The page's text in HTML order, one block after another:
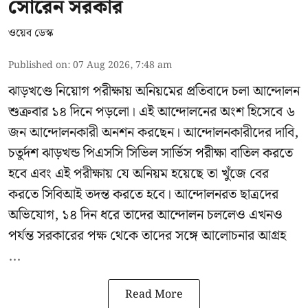
সোরেন সরকার
ওয়েব ডেস্ক
Published on:07 Aug 2026, 7:48 am
ঝাড়খণ্ডে নিয়োগ পরীক্ষায় অনিয়মের প্রতিবাদে চলা আন্দোলন
শুক্রবার ১৪ দিনে পড়লো। এই আন্দোলনের অংশ হিসেবে ৬
জন আন্দোলনকারী অনশন করছেন। আন্দোলনকারীদের দাবি,
চতুর্দশ ঝাড়খন্ড পিএসসি সিভিল সার্ভিস পরীক্ষা বাতিল করতে
হবে এবং এই পরীক্ষায় যে অনিয়ম হয়েছে তা খুঁজে বের
করতে সিবিআই তদন্ত করতে হবে। আন্দোলনরত ছাত্রদের
অভিযোগ, ১৪ দিন ধরে তাদের আন্দোলন চললেও এখনও
পর্যন্ত সরকারের পক্ষ থেকে তাদের সঙ্গে আলোচনার আগ্রহ
...
Read More